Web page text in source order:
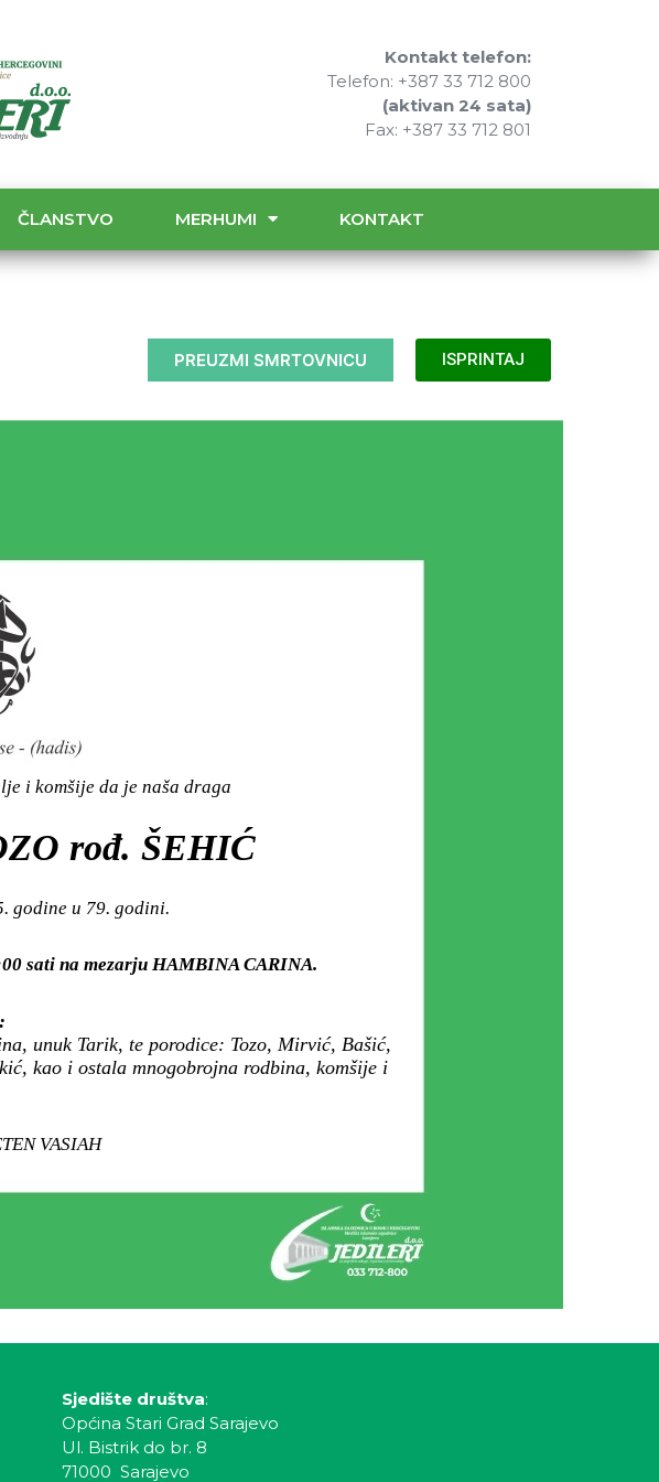
Kontakt telefon:
Telefon: +387 33 712 800
(aktivan 24 sata)
Fax: +387 33 712 801
ČLANSTVO MERHUMI KONTAKT
PREUZMI SMRTOVNICU ISPRINTAJ
i komšije da je naša draga
rođ. ŠEHIĆ
godine u 79. godini.
sati na mezarju HAMBINA CARINA.
unuk Tarik, te porodice: Tozo, Mirvić, Bašić,
kao i ostala mnogobrojna rodbina, komšije i
VASIAH
Sjedište društva:
Općina Stari Grad Sarajevo
Ul. Bistrik do br. 8
71000 Sarajevo